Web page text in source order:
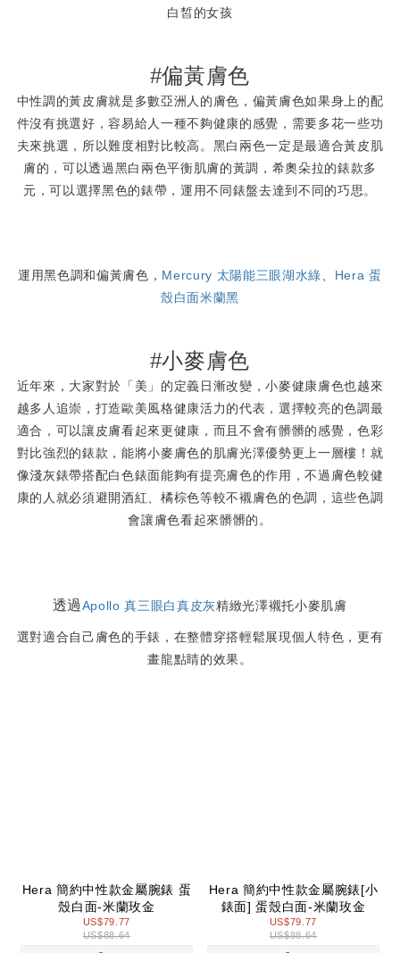
白皙的女孩
#偏黃膚色
中性調的黃皮膚就是多數亞洲人的膚色，偏黃膚色如果身上的配
件沒有挑選好，容易給人一種不夠健康的感覺，需要多花一些功
夫來挑選，所以難度相對比較高。黑白兩色一定是最適合黃皮肌
膚的，可以透過黑白兩色平衡肌膚的黃調，希奧朵拉的錶款多
元，可以選擇黑色的錶帶，運用不同錶盤去達到不同的巧思。
運用黑色調和偏黃膚色， Mercury 太陽能三眼湖水綠
Hera 蛋
殼白面米蘭黑
#小麥膚色
近年來，大家對於「美」的定義日漸改變，小麥健康膚色也越來
越多人追崇，打造歐美風格健康活力的代表，選擇較亮的色調最
適合，可以讓皮膚看起來更健康，而且不會有髒髒的感覺，色彩
對比強烈的錶款，能將小麥膚色的肌膚光澤優勢更上一層樓！就
像淺灰錶帶搭配白色錶面能夠有提亮膚色的作用，不過膚色較健
康的人就必須避開酒紅、橘棕色等較不襯膚色的色調，這些色調
會讓膚色看起來髒髒的。
透過Apollo 真三眼白真皮灰精緻光澤襯托小麥肌膚
選對適合自己膚色的手錶，在整體穿搭輕鬆展現個人特色，更有
畫龍點睛的效果。
Hera 簡約中性款金屬腕錶 蛋
殼白面-米蘭玫金
US$79.77
US$88.64
Hera 簡約中性款金屬腕錶[小
錶面] 蛋殼白面-米蘭玫金
US$79.77
US$88.64